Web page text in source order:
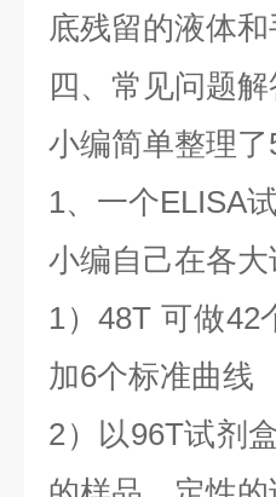
底残留的液体
四、常见问题解
小编简单整理
1、一个ELISA
小编自己在各
1）48T 可做42
加6个标准曲线
2）以96T试剂